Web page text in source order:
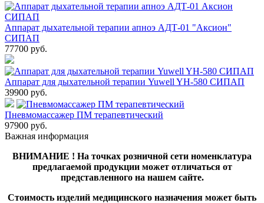
Аппарат дыхательной терапии апноэ АДТ-01 "Аксион"
СИПАП
77700 руб.
Аппарат для дыхательной терапии Yuwell YH-580 СИПАП
39900 руб.
Пневмомассажер ПМ терапевтический
97900 руб.
Важная информация
ВНИМАНИЕ ! На точках розничной сети номенклатура
предлагаемой продукции может отличаться от
представленного на нашем сайте.
Стоимость изделий медицинского назначения может быть